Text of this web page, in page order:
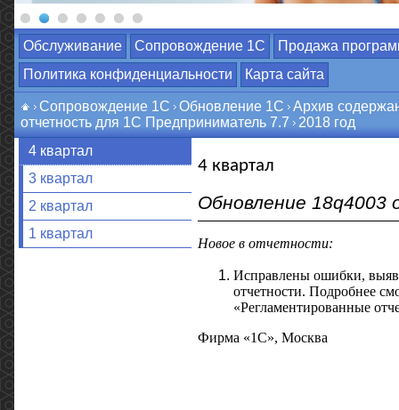
Обслуживание Сопровождение 1С
Продажа
Политика конфиденциальности
Карта сайта
Сопровождение 1С Обновление 1С
Архив
отчетность для 1С Предприниматель 7.7
2018 год
4 квартал
3 квартал
2 квартал
1 квартал
4 квартал
Обновление 18q4003
Новое в отчетности:
Исправлены ошибки,
отчетности. Подробнее
«Регламентированные
Фирма «1С», Москва